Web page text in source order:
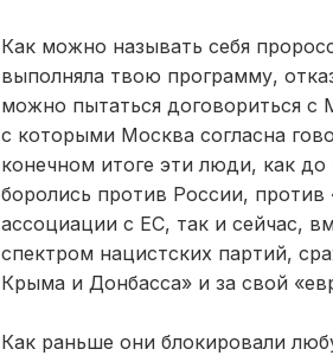
Как можно называть себя
выполняла твою программу,
можно пытаться договориться с
с которыми Москва согласна
конечном итоге эти люди, как
боролись против России,
ассоциации с ЕС, так и сейчас,
спектром нацистских партий,
Крыма и Донбасса» и за свой
Как раньше они блокировали